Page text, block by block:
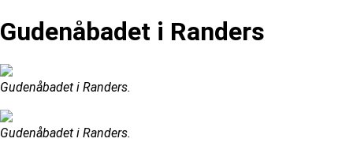
Gudenåbadet i Randers
Gudenåbadet i Randers.
Gudenåbadet i Randers.